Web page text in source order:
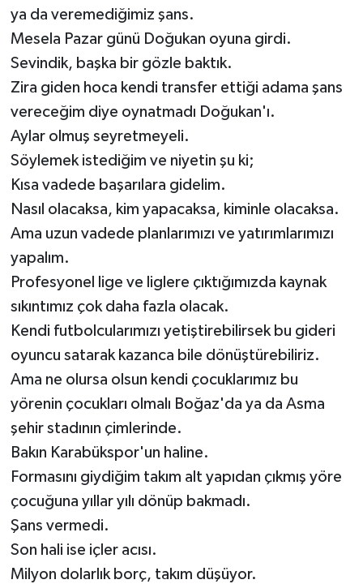
ya da veremediğimiz şans.
Mesela Pazar günü Doğukan oyuna girdi.
Sevindik, başka bir gözle baktık.
Zira giden hoca kendi transfer ettiği adama şans
vereceğim diye oynatmadı Doğukan'ı.
Aylar olmuş seyretmeyeli.
Söylemek istediğim ve niyetin şu ki;
Kısa vadede başarılara gidelim.
Nasıl olacaksa, kim yapacaksa, kiminle olacaksa.
Ama uzun vadede planlarımızı ve yatırımlarımızı
yapalım.
Profesyonel lige ve liglere çıktığımızda kaynak
sıkıntımız çok daha fazla olacak.
Kendi futbolcularımızı yetiştirebilirsek bu gideri
oyuncu satarak kazanca bile dönüştürebiliriz.
Ama ne olursa olsun kendi çocuklarımız bu
yörenin çocukları olmalı Boğaz'da ya da Asma
şehir stadının çimlerinde.
Bakın Karabükspor'un haline.
Formasını giydiğim takım alt yapıdan çıkmış yöre
çocuğuna yıllar yılı dönüp bakmadı.
Şans vermedi.
Son hali ise içler acısı.
Milyon dolarlık borç, takım düşüyor.